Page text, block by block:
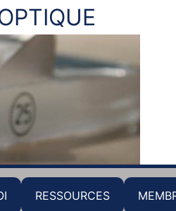
RESSOURCES